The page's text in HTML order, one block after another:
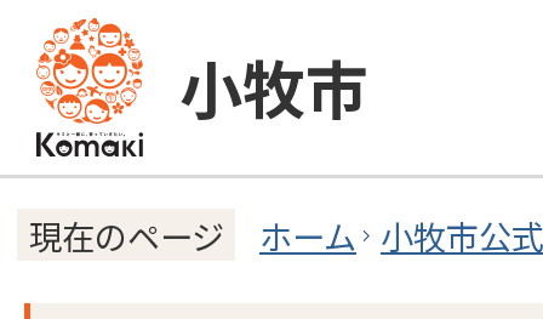
小牧市
現在のページ ホーム 小牧市公